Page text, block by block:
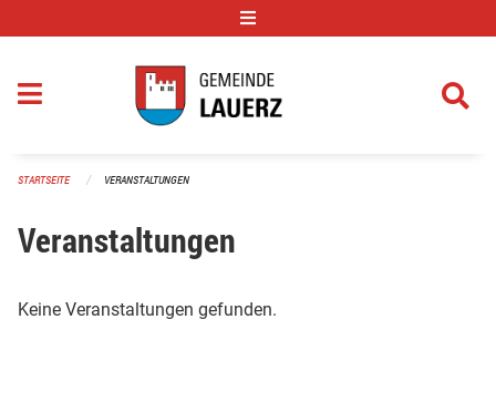
STARTSEITE VERANSTALTUNGEN
Veranstaltungen
Keine Veranstaltungen gefunden.